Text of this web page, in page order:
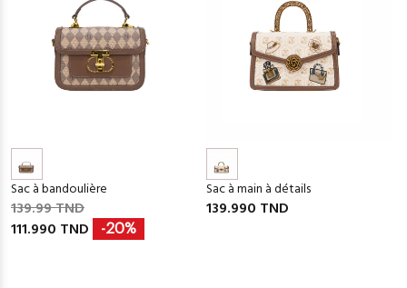
Sac à bandoulière
139.99 TND
111.990 TND
-20%
Sac à main à détails
139.990 TND